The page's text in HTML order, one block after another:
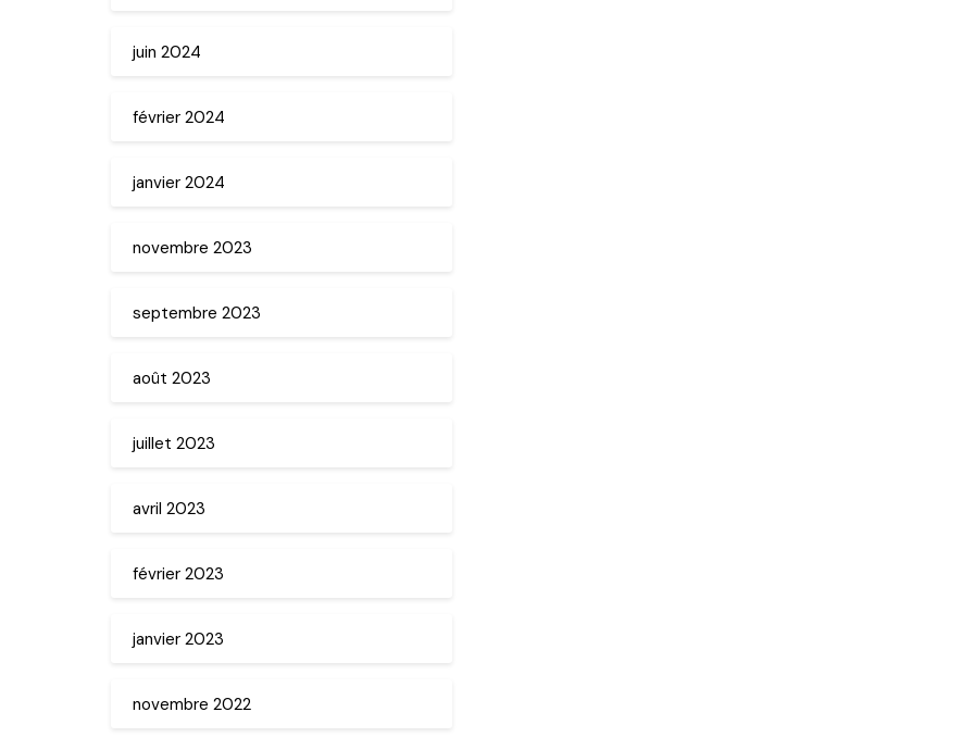
juin 2024
février 2024
janvier 2024
novembre 2023
septembre 2023
août 2023
juillet 2023
avril 2023
février 2023
janvier 2023
novembre 2022